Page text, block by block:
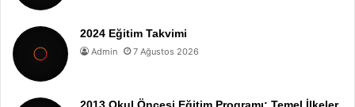
2024 Eğitim Takvimi
Admin 7 Ağustos 2026
2013 Okul Öncesi Eğitim Programı: Temel İlkeler